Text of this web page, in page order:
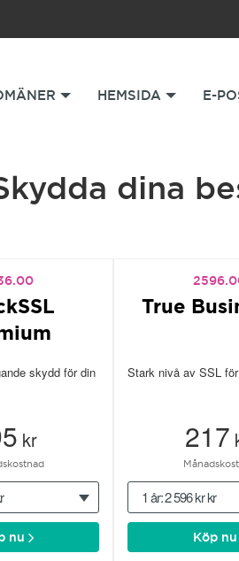
HEMSIDA E-
dina
skydd för din
kr
nu
True
Stark nivå av SSL
217
1 år: 2 596 kr kr
Köp nu